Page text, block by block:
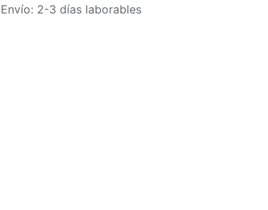
Envío: 2-3 días laborables